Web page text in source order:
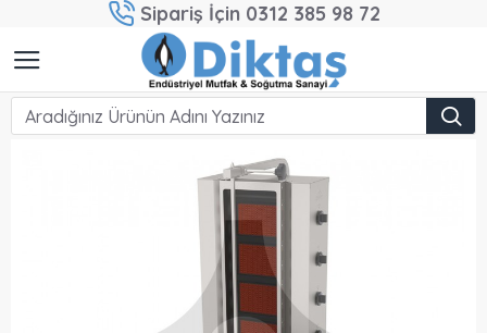
Sipariş İçin 0312 385 98 72